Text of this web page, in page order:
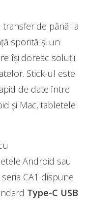
transfer de până la
sporită și un
își doresc soluții
Stick-ul este
de date între
și Mac, tabletele
Android sau
CA1 dispune
Type-C USB